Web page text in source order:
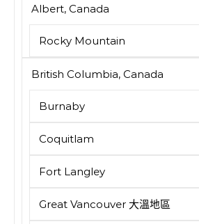
Albert, Canada
Rocky Mountain
British Columbia, Canada
Burnaby
Coquitlam
Fort Langley
Great Vancouver 大溫地區